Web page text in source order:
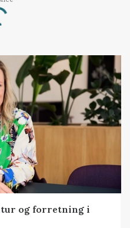
og forretning i